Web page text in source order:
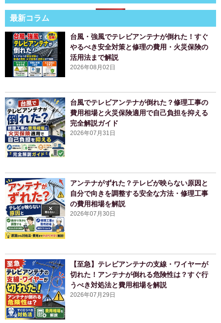
最新コラム
台風・強風でテレビアンテナが倒れた！すぐ
やるべき安全対策と修理の費用・火災保険の
活用法まで解説
2026年08月02日
台風でテレビアンテナが倒れた？修理工事の
費用相場と火災保険適用で自己負担を抑える
完全解説ガイド
2026年07月31日
アンテナがずれた？テレビが映らない原因と
自分で向きを調整する安全な方法・修理工事
の費用相場を解説
2026年07月30日
【至急】テレビアンテナの支線・ワイヤーが
切れた！アンテナが倒れる危険性は？すぐ行
うべき対処法と費用相場を解説
2026年07月29日